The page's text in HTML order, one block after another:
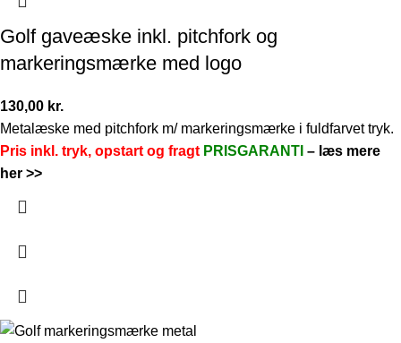
Golf gaveæske inkl. pitchfork og
markeringsmærke med logo
130,00 kr.
Metalæske med pitchfork m/ markeringsmærke i fuldfarvet tryk.
Pris inkl. tryk, opstart og fragt PRISGARANTI – læs mere
her >>